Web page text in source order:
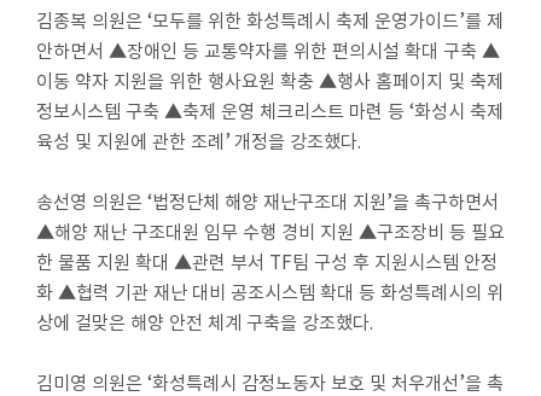
김종복 의원은 ‘모두를 위한 화성특례시 축제 운영가이드’를 제
안하면서 ▲장애인 등 교통약자를 위한 편의시설 확대 구축 ▲
이동 약자 지원을 위한 행사요원 확충 ▲행사 홈페이지 및 축제
정보시스템 구축 ▲축제 운영 체크리스트 마련 등 ‘화성시 축제
육성 및 지원에 관한 조례’개정을 강조했다.
송선영 의원은 ‘법정단체 해양 재난구조대 지원’을 촉구하면서
▲해양 재난 구조대원 임무 수행 경비 지원 ▲구조장비 등 필요
한 물품 지원 확대 ▲관련 부서 TF팀 구성 후 지원시스템 안정
화 ▲협력 기관 재난 대비 공조시스템 확대 등 화성특례시의 위
상에 걸맞은 해양 안전 체계 구축을 강조했다.
김미영 의원은 ‘화성특례시 감정노동자 보호 및 처우개선’을 촉